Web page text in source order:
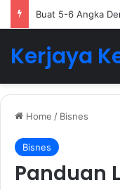
Buat 5-6 Angka
Kerjaya
Home / Bisnes
Bisnes
Panduan